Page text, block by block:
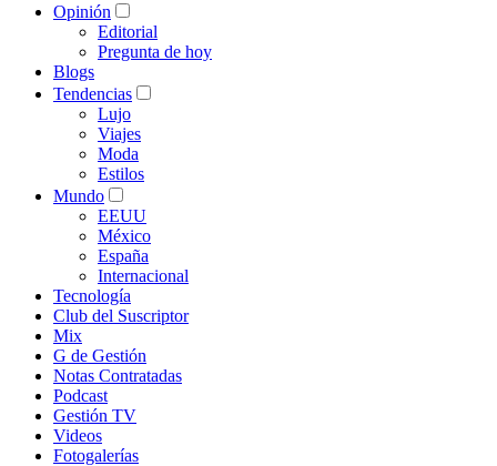
Opinión
Editorial
Pregunta de hoy
Blogs
Tendencias
Lujo
Viajes
Moda
Estilos
Mundo
EEUU
México
España
Internacional
Tecnología
Club del Suscriptor
Mix
G de Gestión
Notas Contratadas
Podcast
Gestión TV
Videos
Fotogalerías